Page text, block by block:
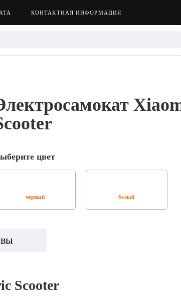
КОНТАКТНАЯ ИНФОРМАЦИЯ
Next
цвет
черный белый
Scooter